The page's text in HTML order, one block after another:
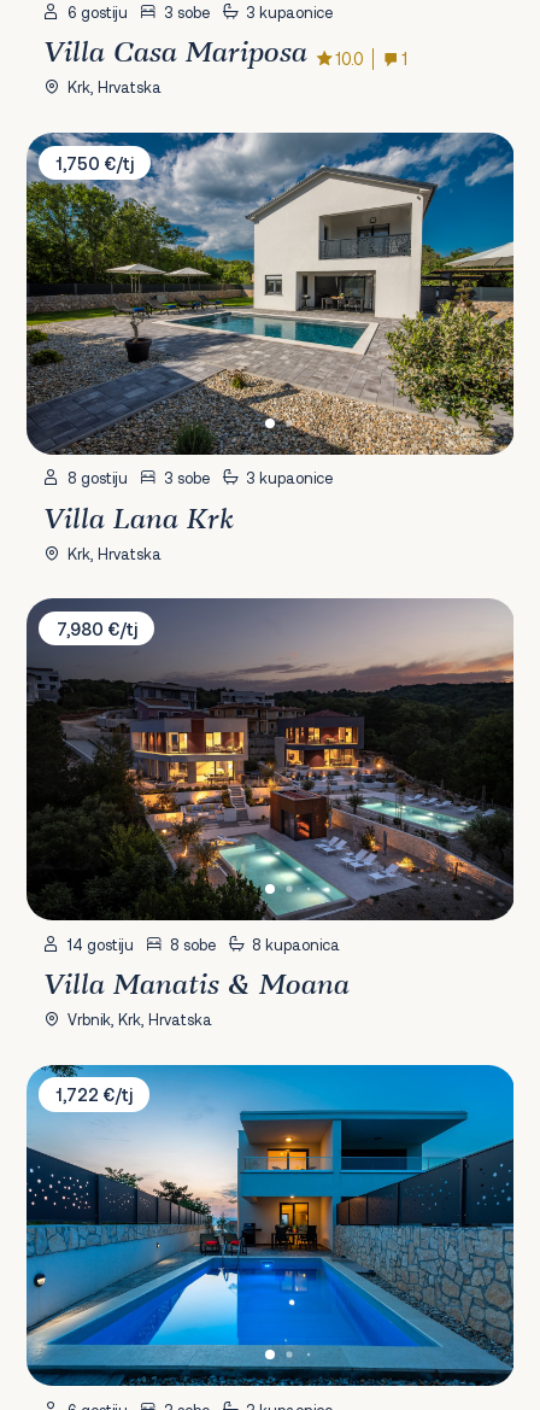
6 gostiju 3 sobe 3 kupaonice
Villa Casa Mariposa 10.0 1
Krk, Hrvatska
Villa Lana Krk
1,750 €/tj
8 gostiju 3 sobe 3 kupaonice
Villa Lana Krk
Krk, Hrvatska
Villa Manatis & Moana
7,980 €/tj
14 gostiju 8 sobe 8 kupaonica
Villa Manatis & Moana
Vrbnik, Krk, Hrvatska
Villa Larus
1,722 €/tj